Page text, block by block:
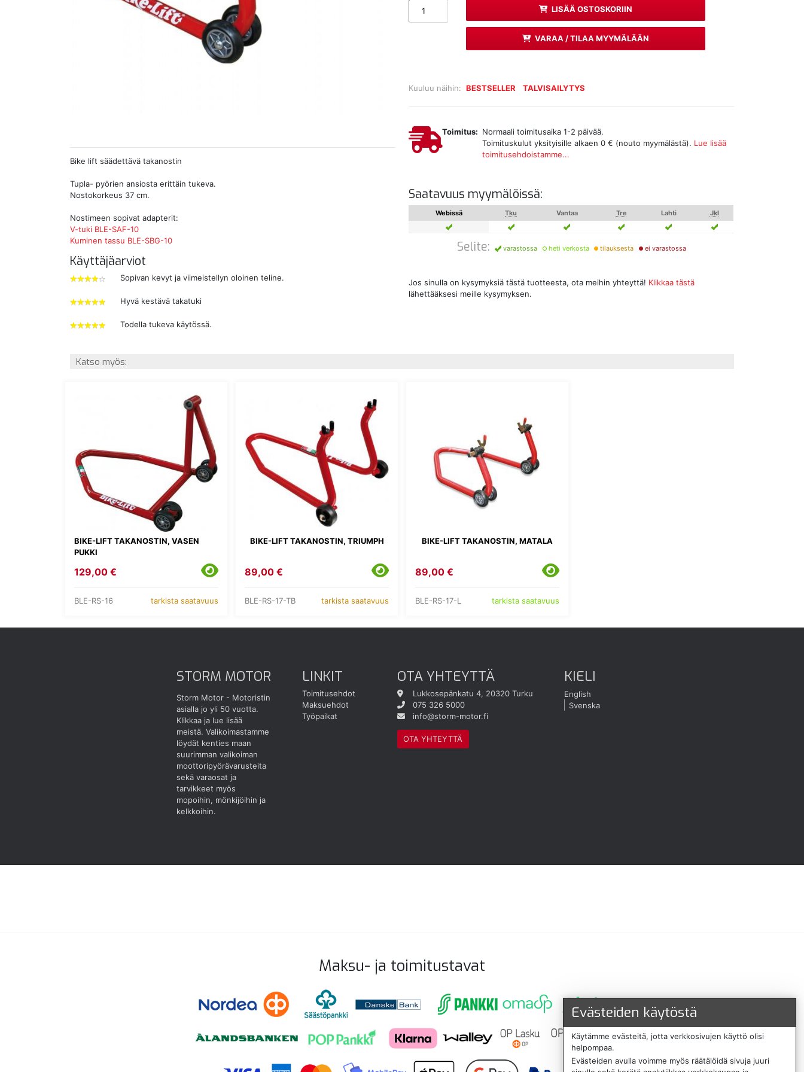
LISÄÄ OSTOSKORIIN
VARAA / TILAA MYYMÄLÄÄN
Kuuluu näihin: BESTSELLER TALVISAILYTYS
Toimitus: Normaali toimitusaika 1-2 päivää.
Toimituskulut yksityisille alkaen 0 € (nouto myymälästä). Lue lisää
toimitusehdoistamme...
Saatavuus myymälöissä:
Webissä Tku Vantaa Tre Lahti Jkl
Selite: varastossa heti verkosta tilauksesta ei varastossa
Jos sinulla on kysymyksiä tästä tuotteesta, ota meihin yhteyttä! Klikkaa tästä
lähettääksesi meille kysymyksen.
Bike lift säädettävä takanostin
Tupla- pyörien ansiosta erittäin tukeva.
Nostokorkeus 37 cm.
Nostimeen sopivat adapterit:
V-tuki BLE-SAF-10
Kuminen tassu BLE-SBG-10
Käyttäjäarviot
tähdet
Sopivan kevyt ja viimeistellyn oloinen teline.
tähdet
Hyvä kestävä takatuki
Todella tukeva käytössä.
Katso myös:
BIKE-LIFT TAKANOSTIN, VASEN
PUKKI
129,00 €
BLE-RS-16 tarkista saatavuus
BIKE-LIFT TAKANOSTIN, TRIUMPH
89,00 €
BLE-RS-17-TB tarkista saatavuus
BIKE-LIFT TAKANOSTIN, MATALA
89,00 €
BLE-RS-17-L tarkista saatavuus
STORM MOTOR
Storm Motor - Motoristin
asialla jo yli 50 vuotta.
Klikkaa ja lue lisää
meistä. Valikoimastamme
löydät kenties maan
suurimman valikoiman
moottoripyörävarusteita
sekä varaosat ja
tarvikkeet myös
mopoihin, mönkijöihin ja
kelkkoihin.
LINKIT
Toimitusehdot
Maksuehdot
Työpaikat
OTA YHTEYTTÄ
Lukkosepänkatu 4, 20320 Turku
075 326 5000
info@storm-motor.fi
OTA YHTEYTTÄ
KIELI
English
Svenska
Maksu- ja toimitustavat
Evästeiden käytöstä
Käytämme evästeitä, jotta verkkosivujen käyttö olisi
helpompaa.
Evästeiden avulla voimme myös räätälöidä sivuja juuri